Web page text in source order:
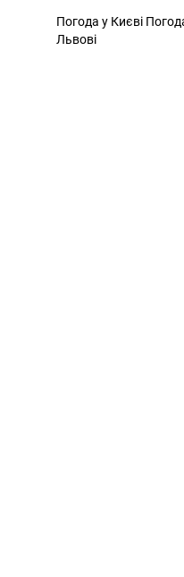
Погода у Києві
Львові